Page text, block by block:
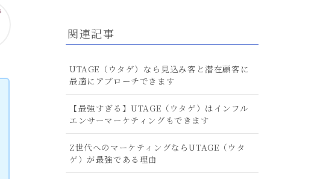
関連記事
UTAGE（ウタゲ）なら見込み客と潜在顧客に
最適にアプローチできます
【最強すぎる】UTAGE（ウタゲ）はインフル
エンサーマーケティングもできます
Z世代へのマーケティングならUTAGE（ウタ
ゲ）が最強である理由